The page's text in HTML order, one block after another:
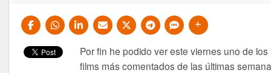
Por fin he podido ver este viernes uno de los
films más comentados de las últimas